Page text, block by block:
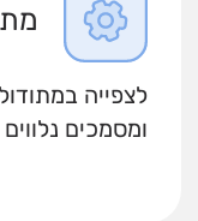
לצפייה
ומסמכים נלווים